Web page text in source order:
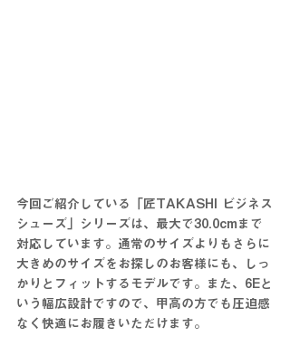
今回ご紹介している「匠TAKASHI ビジネス
シューズ」シリーズは、最大で30.0cmまで
対応しています。通常のサイズよりもさらに
大きめのサイズをお探しのお客様にも、しっ
かりとフィットするモデルです。また、6Eと
いう幅広設計ですので、甲高の方でも圧迫感
なく快適にお履きいただけます。